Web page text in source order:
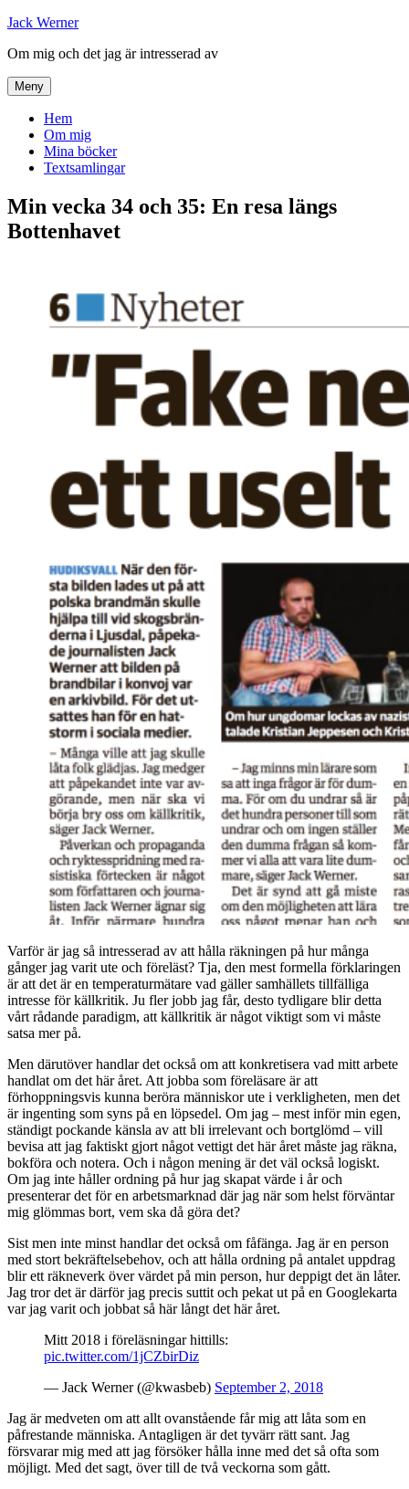
Hoppa
innehåll
Jack Werner
Om mig och det jag är intresserad av
Meny
Hem
Om mig
Mina böcker
Textsamlingar
Min vecka 34 och 35: En resa längs
Bottenhavet
Varför är jag så intresserad av att hålla räkningen på hur många
gånger jag varit ute och föreläst? Tja, den mest formella förklaringen
är att det är en temperaturmätare vad gäller samhällets tillfälliga
intresse för källkritik. Ju fler jobb jag får, desto tydligare blir detta
vårt rådande paradigm, att källkritik är något viktigt som vi måste
satsa mer på.
Men därutöver handlar det också om att konkretisera vad mitt arbete
handlat om det här året. Att jobba som föreläsare är att
förhoppningsvis kunna beröra människor ute i verkligheten, men det
är ingenting som syns på en löpsedel. Om jag – mest inför min egen,
ständigt pockande känsla av att bli irrelevant och bortglömd – vill
bevisa att jag faktiskt gjort något vettigt det här året måste jag räkna,
bokföra och notera. Och i någon mening är det väl också logiskt.
Om jag inte håller ordning på hur jag skapat värde i år och
presenterar det för en arbetsmarknad där jag när som helst förväntar
mig glömmas bort, vem ska då göra det?
Sist men inte minst handlar det också om fåfänga. Jag är en person
med stort bekräftelsebehov, och att hålla ordning på antalet uppdrag
blir ett räkneverk över värdet på min person, hur deppigt det än låter.
Jag tror det är därför jag precis suttit och pekat ut på en Googlekarta
var jag varit och jobbat så här långt det här året.
Mitt 2018 i föreläsningar hittills:
pic.twitter.com/1jCZbirDiz
— Jack Werner (@kwasbeb) September 2, 2018
Jag är medveten om att allt ovanstående får mig att låta som en
påfrestande människa. Antagligen är det tyvärr rätt sant. Jag
försvarar mig med att jag försöker hålla inne med det så ofta som
möjligt. Med det sagt, över till de två veckorna som gått.